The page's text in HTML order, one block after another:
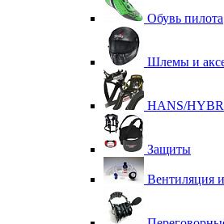
Обувь пилота
Шлемы и
HANS/
Защиты
Вентиляция